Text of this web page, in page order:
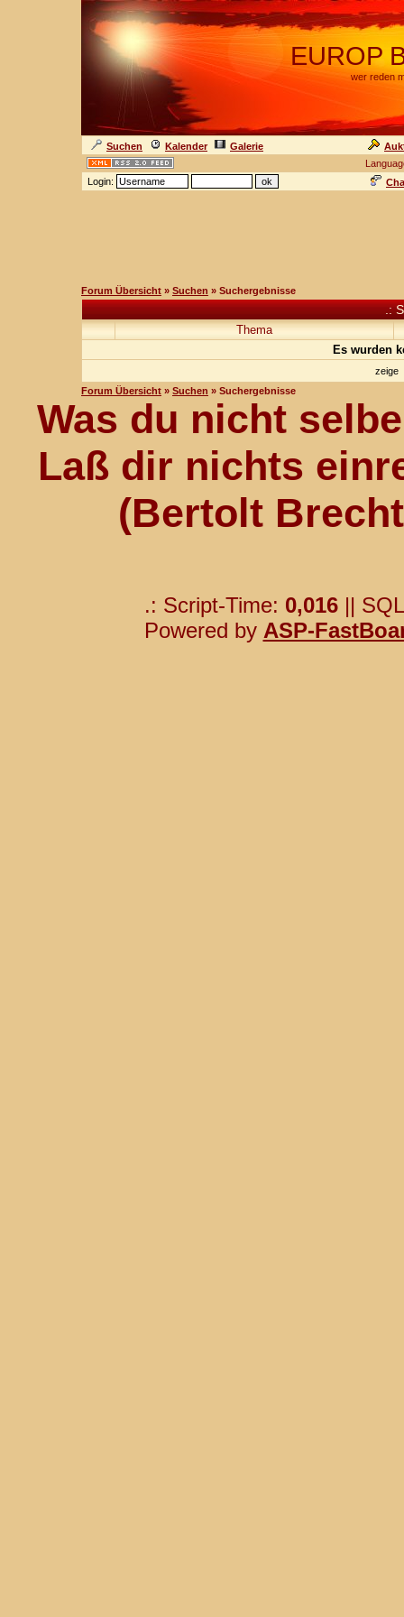
EUROP
wer reden
Suchen Kalender Galerie
Login:
Forum Übersicht » Suchen » Suchergebnisse
.:
Thema
Es wurden
zeige
Forum Übersicht » Suchen » Suchergebnisse
Was du nicht
Laß dir nichts
(Bertolt
.: Script-Time: 0,016||
Powered by ASP-